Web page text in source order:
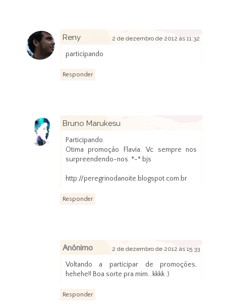
Reny 2 de dezembro de 2012 às 11:32
participando
Responder
Bruno Marukesu
Participando.
Otima promoção Flavia. Vc sempre nos
surpreendendo-nos. *-* bjs
http://peregrinodanoite.blogspot.com.br
Responder
Anônimo 2 de dezembro de 2012 às 15:33
Voltando a participar de promoções,
hehehe!! Boa sorte pra mim...kkkk :)
Responder